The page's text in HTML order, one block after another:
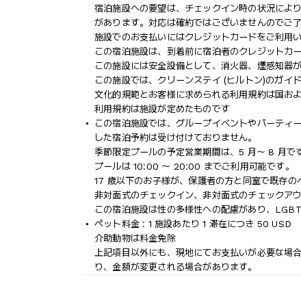
宿泊施設への要望は、チェックイン時の状況によ
があります。対応は確約ではございませんのでご
施設でのお支払いにはクレジットカードをご利用
この宿泊施設は、到着前に宿泊者のクレジットカ
この施設には安全設備として、消火器、煙感知器
この施設では、クリーンステイ (ヒルトン)のガイ
文化的規範とお客様に求められる利用規約は国お
利用規約は施設が定めたものです
この宿泊施設では、グループイベントやパーティ
した宿泊予約は受け付けておりません。
季節限定プールの予定営業期間は、5 月～ 8 月です
プールは 10:00 ～ 20:00 までご利用可能です。
17 歳以下のお子様が、保護者の方と同室で既存の
非対面式のチェックイン、非対面式のチェックア
この宿泊施設は性の多様性への配慮があり、
ペット料金 : 1 施設あたり 1 滞在につき 50 USD
介助動物は料金免除
上記項目以外にも、現地にてお支払いが必要な
り、金額が変更される場合があります。